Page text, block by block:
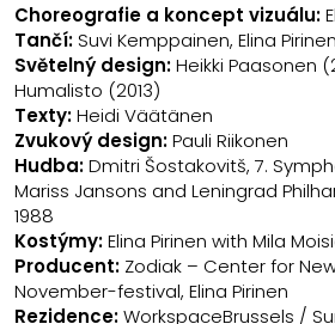
Choreografie a koncept vizuálu:
Tančí:Suvi Kemppainen, Elina
Světelný design:Heikki Paasonen
Humalisto (2013)
Texty:Heidi Väätänen
Zvukový design:Pauli Riikonen
Hudba:Dmitri Šostakovitš, 7.
Mariss Jansons and Leningrad
1988
Kostýmy:Elina Pirinen with Mila
Producent: Zodiak – Center for
November-festival, Elina Pirinen
Rezidence:WorkspaceBrussels /